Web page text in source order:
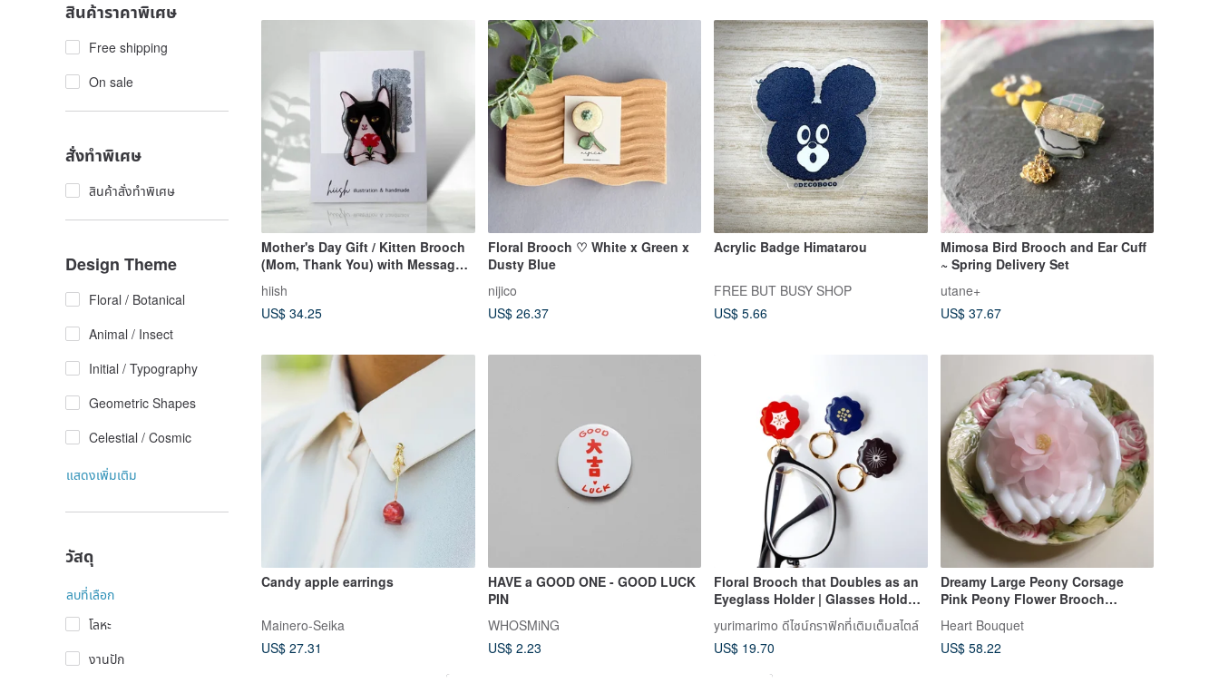
สินค้าราคาพิเศษ
Free shipping
On sale
สั่งทำพิเศษ
สินค้าสั่งทำพิเศษ
Design Theme
Floral / Botanical
Animal / Insect
Initial / Typography
Geometric Shapes
Celestial / Cosmic
แสดงเพิ่มเติม
วัสดุ
ลบที่เลือก
โลหะ
งานปัก
Mother's Day Gift / Kitten Brooch
(Mom, Thank You) with Message
Card
hiish
US$ 34.25
Floral Brooch ♡ White x Green x
Dusty Blue
nijico
US$ 26.37
Acrylic Badge Himatarou
FREE BUT BUSY SHOP
US$ 5.66
Mimosa Bird Brooch and Ear Cuff
~ Spring Delivery Set
utane+
US$ 37.67
Candy apple earrings
Mainero-Seika
US$ 27.31
HAVE a GOOD ONE - GOOD LUCK
PIN
WHOSMiNG
US$ 2.23
Floral Brooch that Doubles as an
Eyeglass Holder | Glasses Holder |
Eyewear Accessory |
Scandinavian Design |
Lightweight | Red | Blue | Black
yurimarimo ดีไซน์กราฟิกที่เติมเต็มสไตล์
US$ 19.70
Dreamy Large Peony Corsage
Pink Peony Flower Brooch
Lightweight Elegant Graceful
Noble Fresh Crisp Peony Acrylic
Resin
Heart Bouquet
US$ 58.22